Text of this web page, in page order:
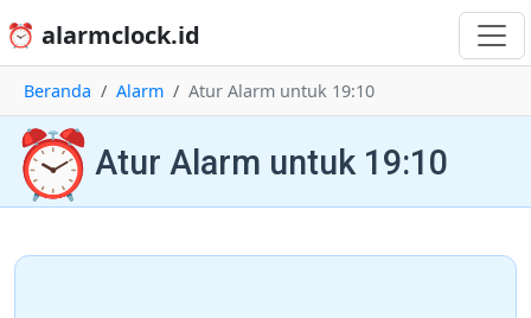
⏰ alarmclock.id
Beranda Alarm Atur Alarm untuk 19:10
⏰ Atur Alarm untuk 19:10